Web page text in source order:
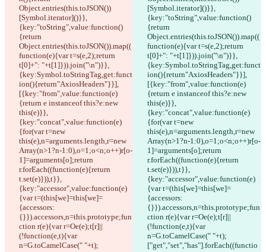
Object.entries(this.toJSON())
[Symbol.iterator]()}},
{key:"toString",value:function()
{return
Object.entries(this.toJSON()).map((
function(e){var t=s(e,2);return
t[0]+": "+t[1]})).join("\n")}},
{key:Symbol.toStringTag,get:funct
ion(){return"AxiosHeaders"}}],
[{key:"from",value:function(e)
{return e instanceof this?e:new
this(e)}},
{key:"concat",value:function(e)
{for(var t=new
this(e),n=arguments.length,r=new
Array(n>1?n-1:0),o=1;o<n;o++)r[o-
1]=arguments[o];return
r.forEach((function(e){return
t.set(e)})),t}},
{key:"accessor",value:function(e)
{var t=(this[we]=this[we]=
{accessors:
{}}).accessors,n=this.prototype;fun
ction r(e){var r=Oe(e);t[r]||
(!function(e,t){var
n=G.toCamelCase(" "+t);
[Symbol.iterator]()}},
{key:"toString",value:function()
{return
Object.entries(this.toJSON()).map((
function(e){var t=s(e,2);return
t[0]+": "+t[1]})).join("\n")}},
{key:Symbol.toStringTag,get:funct
ion(){return"AxiosHeaders"}}],
[{key:"from",value:function(e)
{return e instanceof this?e:new
this(e)}},
{key:"concat",value:function(e)
{for(var t=new
this(e),n=arguments.length,r=new
Array(n>1?n-1:0),o=1;o<n;o++)r[o-
1]=arguments[o];return
r.forEach((function(e){return
t.set(e)})),t}},
{key:"accessor",value:function(e)
{var t=(this[we]=this[we]=
{accessors:
{}}).accessors,n=this.prototype;fun
ction r(e){var r=Oe(e);t[r]||
(!function(e,t){var
n=G.toCamelCase(" "+t);
["get","set","has"].forEach((functio